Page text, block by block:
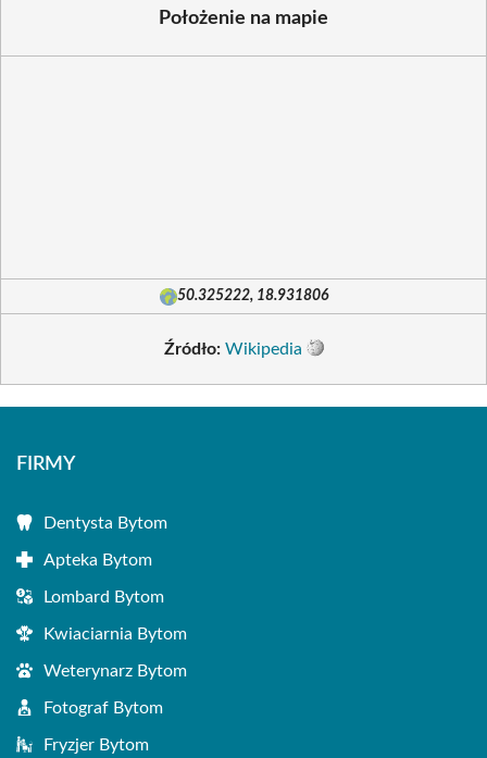
Położenie na mapie
50.325222, 18.931806
Źródło: Wikipedia
FIRMY
Dentysta Bytom
Apteka Bytom
Lombard Bytom
Kwiaciarnia Bytom
Weterynarz Bytom
Fotograf Bytom
Fryzjer Bytom